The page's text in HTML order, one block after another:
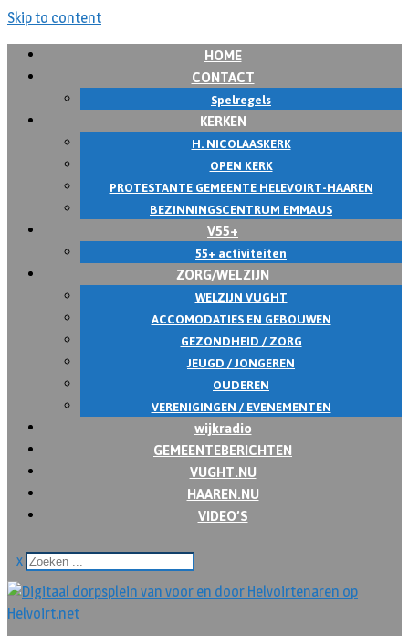
Skip to content
HOME
CONTACT
Spelregels
KERKEN
H. NICOLAASKERK
OPEN KERK
PROTESTANTE GEMEENTE HELEVOIRT-HAAREN
BEZINNINGSCENTRUM EMMAUS
V55+
55+ activiteiten
ZORG/WELZIJN
WELZIJN VUGHT
ACCOMODATIES EN GEBOUWEN
GEZONDHEID / ZORG
JEUGD / JONGEREN
OUDEREN
VERENIGINGEN / EVENEMENTEN
wijkradio
GEMEENTEBERICHTEN
VUGHT.NU
HAAREN.NU
VIDEO’S
x